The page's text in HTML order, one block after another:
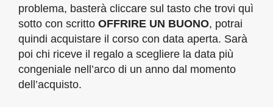
problema, basterà cliccare sul tasto che trovi quì
sotto con scritto OFFRIRE UN BUONO, potrai
quindi acquistare il corso con data aperta. Sarà
poi chi riceve il regalo a scegliere la data più
congeniale nell’arco di un anno dal momento
dell’acquisto.